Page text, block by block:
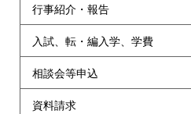
行事紹介・報告
入試、転・編入学、学費
相談会等申込
資料請求